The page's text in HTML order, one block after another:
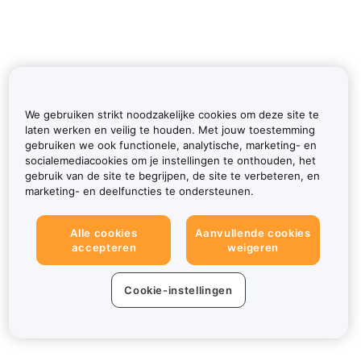
We gebruiken strikt noodzakelijke cookies om deze site te
laten werken en veilig te houden. Met jouw toestemming
gebruiken we ook functionele, analytische, marketing- en
socialemediacookies om je instellingen te onthouden, het
gebruik van de site te begrijpen, de site te verbeteren, en
marketing- en deelfuncties te ondersteunen.
Alle cookies
accepteren
Aanvullende cookies
weigeren
Cookie-instellingen